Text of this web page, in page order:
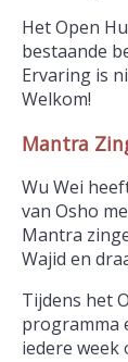
Het Open
bestaande
Ervaring is
Welkom!
Mantra
Wu Wei
van Osho
Mantra
Wajid en
Tijdens het
programma
iedere week